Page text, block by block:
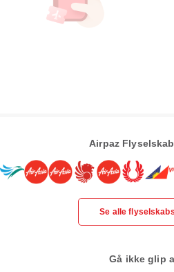
Airpaz
Se alle
Gå ikke glip